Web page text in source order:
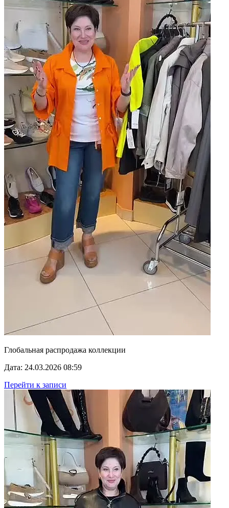
Глобальная распродажа коллекции
Дата: 24.03.2026 08:59
Перейти к записи